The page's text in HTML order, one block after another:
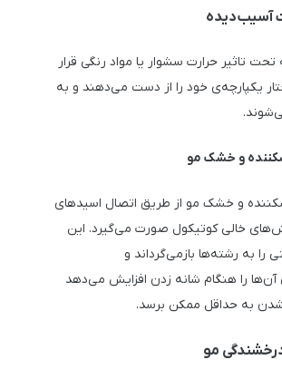
آسیب‌دیده
تاثیر حرارت سشوار یا مواد رنگی قرار
یکپارچه‌ی خود را از دست می‌دهند و به
و خشک مو
و خشک مو از طریق اتصال اسیدهای
خالی کوتیکول صورت می‌گیرد. این
را به رشته‌ها بازمی‌گرداند و
آن‌ها را هنگام شانه زدن افزایش می‌دهد
شدن به حداقل ممکن برسد.
مو